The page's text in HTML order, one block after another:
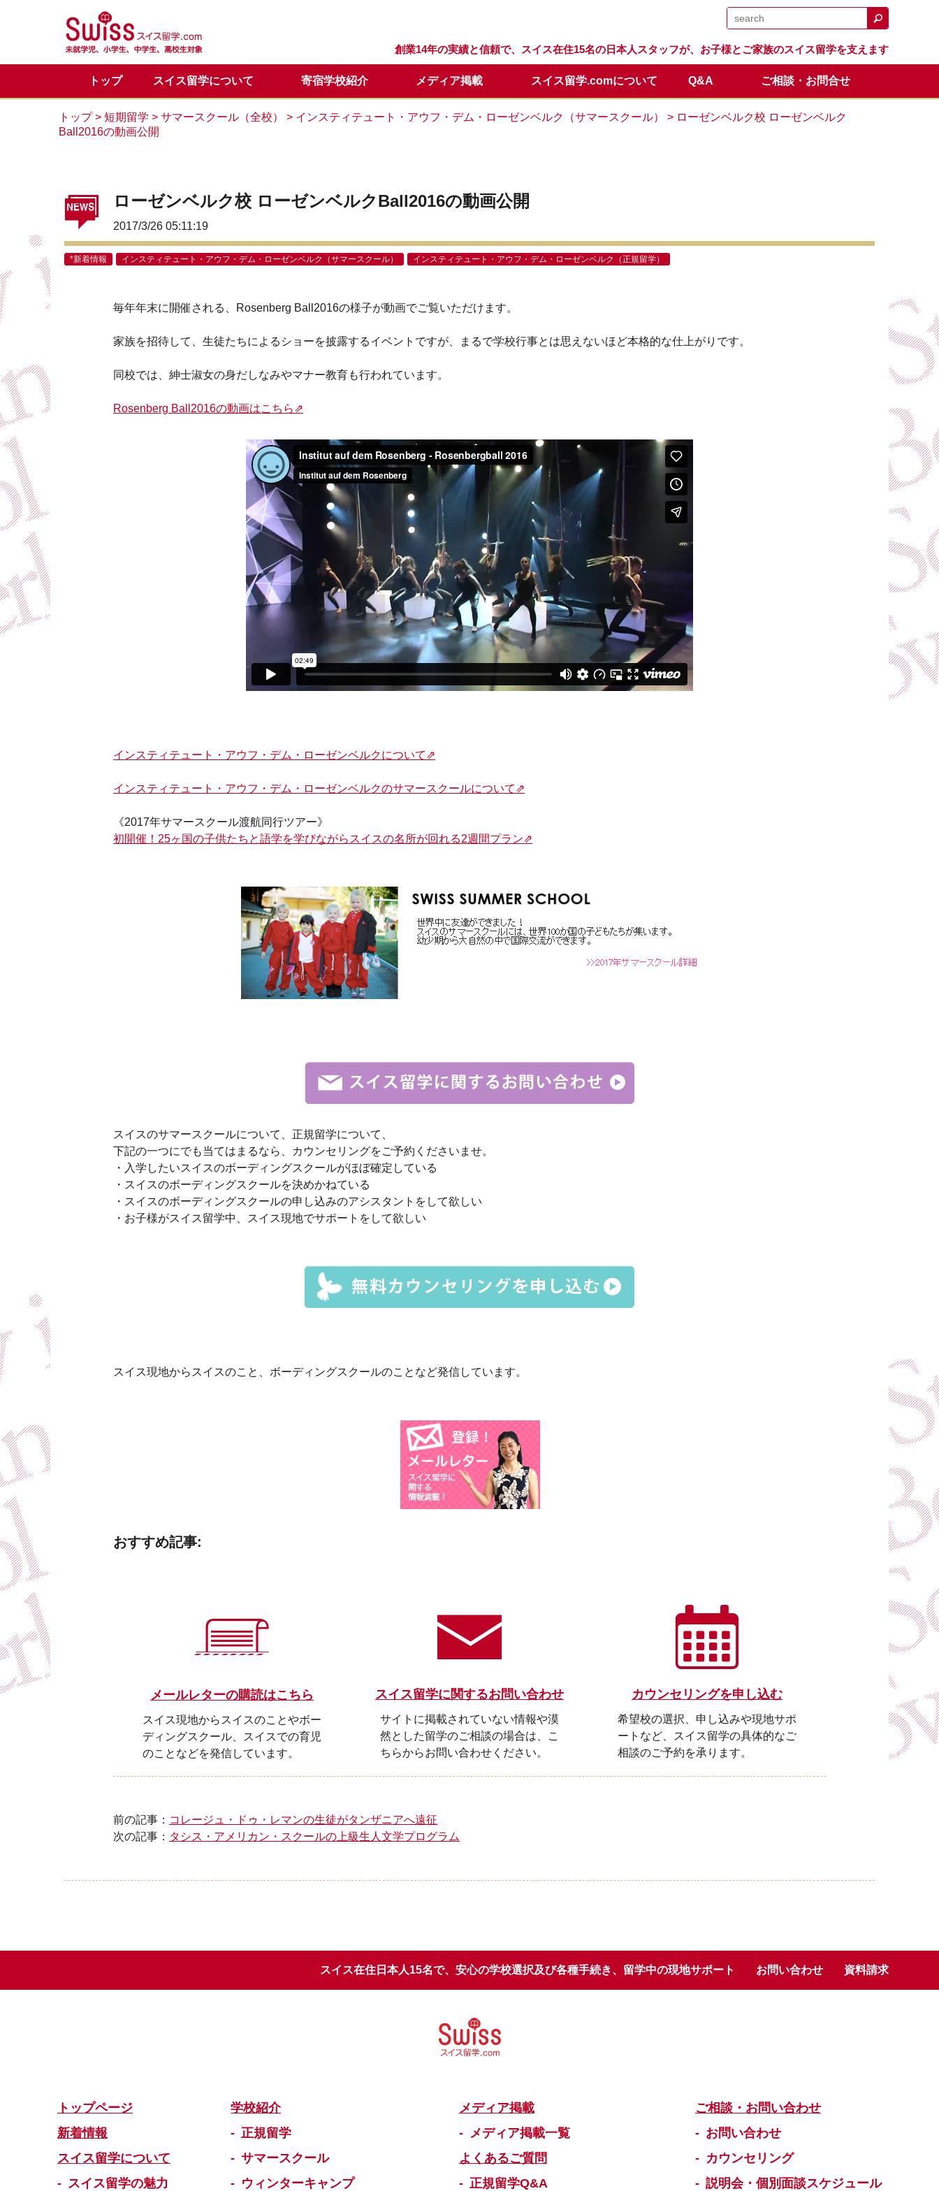
創業14年の実績と信頼で、スイス在住15名の日本人スタッフが、お子様とご家族のスイス留学を支えます
トップ スイス留学について
スイス留学の魅力 目的別留学プログラム 留学の流れ 留学生の声
寄宿学校紹介
正規留学 サマースクール ウィンターキャンプ 体験留学
メディア掲載
メディア掲載一覧
スイス留学.comについて
代表からのご挨拶 スイス留学.comが選ばれる理由 スタッフ紹介 スイス留学.comのサポート
Q&A
正規留学Q&A サマースクールQ&A 留学開始時期について 卒業生の成績と進路
ご相談・お問合せ
お問い合わせ カウンセリング 日本での説明会・個別面談日程 オンライン説明会
トップ> 短期留学 > サマースクール（全校） > インスティテュート・アウフ・デム・ローゼンベルク（サマースクール）
> ローゼンベルク校 ローゼンベルク
Ball2016の動画公開
ローゼンベルク校 ローゼンベルクBall2016の動画公開
2017/3/26 05:11:19
*新着情報 インスティテュート・アウフ・デム・ローゼンベルク（サマースクール） インスティテュート・アウフ・デム・ローゼンベルク（正規留学）
毎年年末に開催される、Rosenberg Ball2016の様子が動画でご覧いただけます。
家族を招待して、生徒たちによるショーを披露するイベントですが、まるで学校行事とは思えないほど本格的な仕上がりです。
同校では、紳士淑女の身だしなみやマナー教育も行われています。
Rosenberg Ball2016の動画はこちら⇗
インスティテュート・アウフ・デム・ローゼンベルクについて⇗
インスティテュート・アウフ・デム・ローゼンベルクのサマースクールについて⇗
《2017年サマースクール渡航同行ツアー》
初開催！25ヶ国の子供たちと語学を学びながらスイスの名所が回れる2週間プラン⇗
スイスのサマースクールについて、正規留学について、
下記の一つにでも当てはまるなら、カウンセリングをご予約くださいませ。
・入学したいスイスのボーディングスクールがほぼ確定している
・スイスのボーディングスクールを決めかねている
・スイスのボーディングスクールの申し込みのアシスタントをして欲しい
・お子様がスイス留学中、スイス現地でサポートをして欲しい
スイス現地からスイスのこと、ボーディングスクールのことなど発信しています。
おすすめ記事:
メールレターの購読はこちら
スイス現地からスイスのことやボー
ディングスクール、スイスでの育児
のことなどを発信しています。
スイス留学に関するお問い合わせ
サイトに掲載されていない情報や漠
然とした留学のご相談の場合は、こ
ちらからお問い合わせください。
カウンセリングを申し込む
希望校の選択、申し込みや現地サポ
ートなど、スイス留学の具体的なご
相談のご予約を承ります。
前の記事： コレージュ・ドゥ・レマンの生徒がタンザニアへ遠征
次の記事： タシス・アメリカン・スクールの上級生人文学プログラム
スイス在住日本人15名で、安心の学校選択及び各種手続き、留学中の現地サポート お問い合わせ 資料請求
トップページ
新着情報
スイス留学について
スイス留学の魅力
学校紹介
正規留学
サマースクール
ウィンターキャンプ
メディア掲載
メディア掲載一覧
よくあるご質問
正規留学Q&A
ご相談・お問い合わせ
お問い合わせ
カウンセリング
説明会・個別面談スケジュール